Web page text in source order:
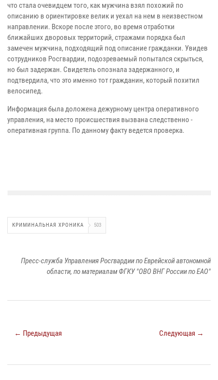
что стала очевидцем того, как мужчина взял похожий по
описанию в ориентировке велик и уехал на нем в неизвестном
направлении. Вскоре после этого, во время отработки
ближайших дворовых территорий, стражами порядка был
замечен мужчина, подходящий под описание гражданки. Увидев
сотрудников Росгвардии, подозреваемый попытался скрыться,
но был задержан. Свидетель опознала задержанного, и
подтвердила, что это именно тот гражданин, который похитил
велосипед.
Информация была доложена дежурному центра оперативного
управления, на место происшествия вызвана следственно -
оперативная группа. По данному факту ведется проверка.
КРИМИНАЛЬНАЯ ХРОНИКА 503
Пресс-служба Управления Росгвардии по Еврейской автономной
области, по материалам ФГКУ "ОВО ВНГ России по ЕАО"
← Предыдущая Следующая →